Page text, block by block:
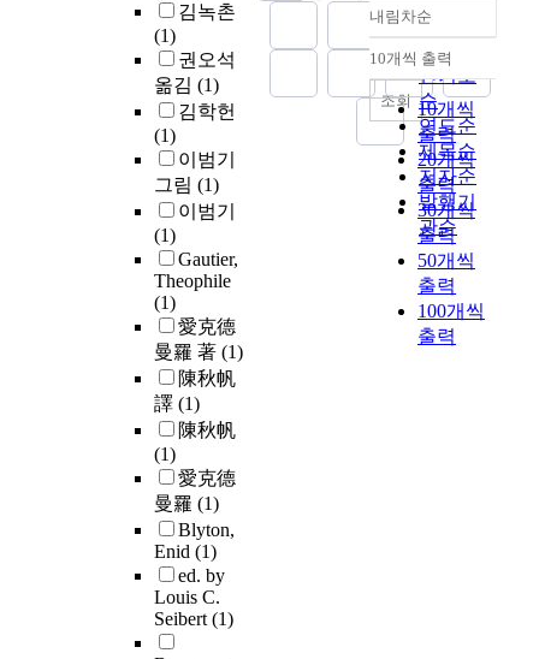
김녹촌
(1)
권오석
옮김 (1)
김학헌
(1)
이범기
그림 (1)
이범기
(1)
Gautier,
Theophile
(1)
愛克德
曼羅 著 (1)
陳秋帆
譯 (1)
陳秋帆
(1)
愛克德
曼羅 (1)
Blyton,
Enid (1)
ed. by
Louis C.
Seibert(1)
정확도
순
인기도
순
연도순
제목순
저자순
발행기
관순
내림차순
내림차순
10개씩 출력
10개씩
출력
20개씩
출력
30개씩
출력
50개씩
출력
100개씩
출력
조회